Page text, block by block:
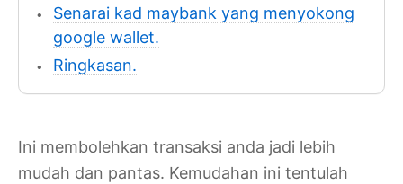
Senarai kad maybank yang menyokong
google wallet.
Ringkasan.
Ini membolehkan transaksi anda jadi lebih
mudah dan pantas. Kemudahan ini tentulah